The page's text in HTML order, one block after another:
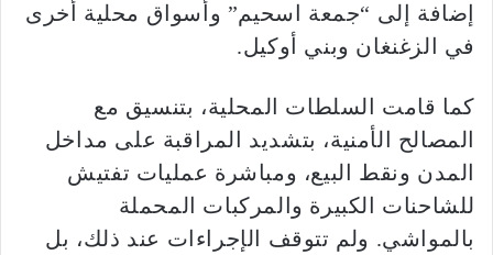
إضافة إلى “جمعة اسحيم” وأسواق محلية أخرى
في الزغنغان وبني أوكيل.
كما قامت السلطات المحلية، بتنسيق مع
المصالح الأمنية، بتشديد المراقبة على مداخل
المدن ونقط البيع، ومباشرة عمليات تفتيش
للشاحنات الكبيرة والمركبات المحملة
بالمواشي. ولم تتوقف الإجراءات عند ذلك، بل